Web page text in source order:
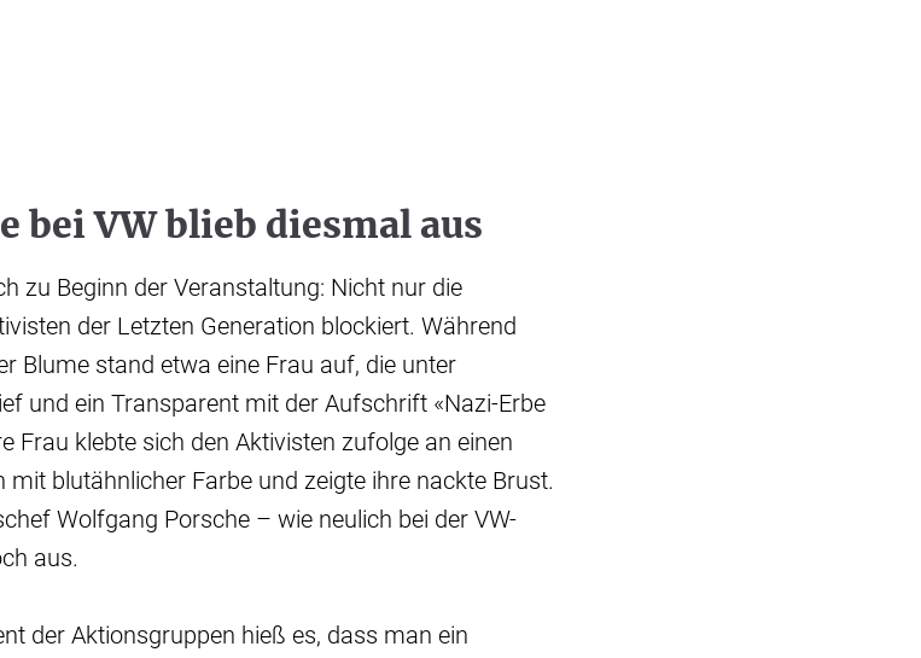
bei VW blieb diesmal aus
zu Beginn der Veranstaltung: Nicht nur die
der Letzten Generation blockiert. Während
Blume stand etwa eine Frau auf, die unter
und ein Transparent mit der Aufschrift «Nazi-Erbe
Frau klebte sich den Aktivisten zufolge an einen
blutähnlicher Farbe und zeigte ihre nackte Brust.
Wolfgang Porsche – wie neulich bei der VW-
aus.
der Aktionsgruppen hieß es, dass man ein